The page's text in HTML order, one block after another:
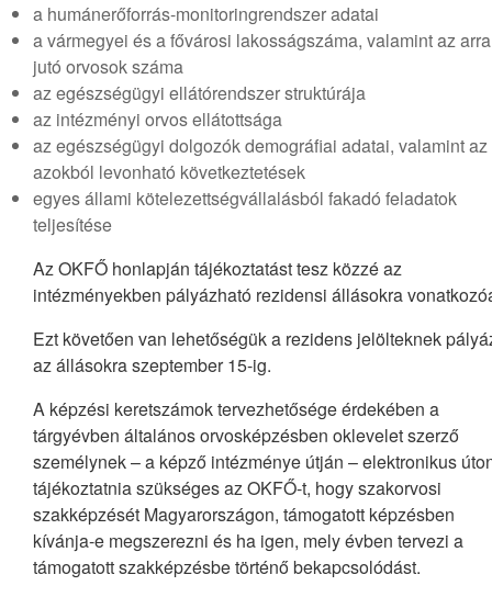
a humánerőforrás-monitoringrendszer adatai
a vármegyei és a fővárosi lakosságszáma, valamint az arra
jutó orvosok száma
az egészségügyi ellátórendszer struktúrája
az intézményi orvos ellátottsága
az egészségügyi dolgozók demográfiai adatai, valamint az
azokból levonható következtetések
egyes állami kötelezettségvállalásból fakadó feladatok
teljesítése
Az OKFŐ honlapján tájékoztatást tesz közzé az
intézményekben pályázható rezidensi állásokra
Ezt követően van lehetőségük a rezidens jelölteknek
az állásokra szeptember 15-ig.
A képzési keretszámok tervezhetősége érdekében a
tárgyévben általános orvosképzésben oklevelet szerző
személynek – a képző intézménye útján – elektronikus
tájékoztatnia szükséges az OKFŐ-t, hogy szakorvosi
szakképzését Magyarországon, támogatott képzésben
kívánja-e megszerezni és ha igen, mely évben tervezi a
támogatott szakképzésbe történő bekapcsolódást.